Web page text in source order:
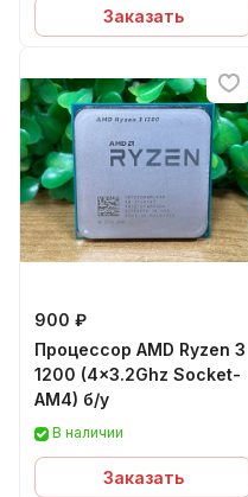
Заказать
900 ₽
Процессор AMD Ryzen 3
1200 (4x3.2Ghz Socket-
AM4) б/у
В наличии
Заказать